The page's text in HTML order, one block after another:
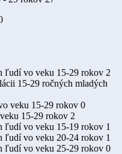
ľudí vo veku 15-29 rokov 2
15-29 ročných mladých
veku 15-29 rokov 0
15-29 rokov 2
ľudí vo veku 15-19 rokov 1
ľudí vo veku 20-24 rokov 1
ľudí vo veku 25-29 rokov 0